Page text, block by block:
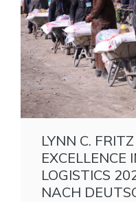
LYNN C.
LOGISTICS
NACH